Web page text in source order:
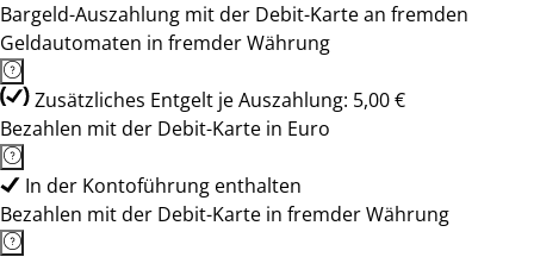
Bargeld-Auszahlung mit der Debit-Karte an fremden
Geldautomaten in fremder Währung
Zusätzliches Entgelt je Auszahlung: 5,00 €
Bezahlen mit der Debit-Karte in Euro
In der Kontoführung enthalten
Bezahlen mit der Debit-Karte in fremder Währung